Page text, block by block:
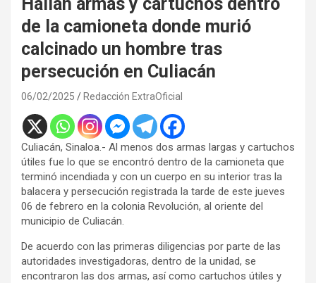
de la camioneta donde murió
calcinado un hombre tras
persecución en Culiacán
06/02/2025 Redacción ExtraOficial
Culiacán, Sinaloa.- Al menos dos armas largas y cartuchos
útiles fue lo que se encontró dentro de la camioneta que
terminó incendiada y con un cuerpo en su interior tras la
balacera y persecución registrada la tarde de este jueves
06 de febrero en la colonia Revolución, al oriente del
municipio de Culiacán.
De acuerdo con las primeras diligencias por parte de las
autoridades investigadoras, dentro de la unidad, se
encontraron las dos armas, así como cartuchos útiles y